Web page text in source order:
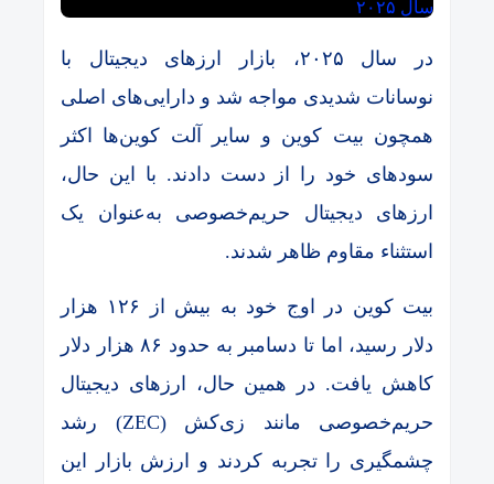
در سال ۲۰۲۵، بازار ارزهای دیجیتال با
نوسانات شدیدی مواجه شد و دارایی‌های اصلی
همچون بیت کوین و سایر آلت‌ کوین‌ها اکثر
سودهای خود را از دست دادند. با این حال،
ارزهای دیجیتال حریم‌خصوصی به‌عنوان یک
استثناء مقاوم ظاهر شدند.
بیت کوین در اوج خود به بیش از ۱۲۶ هزار
دلار رسید، اما تا دسامبر به حدود ۸۶ هزار دلار
کاهش یافت. در همین حال، ارزهای دیجیتال
حریم‌خصوصی مانند زی‌کش (ZEC) رشد
چشمگیری را تجربه کردند و ارزش بازار این